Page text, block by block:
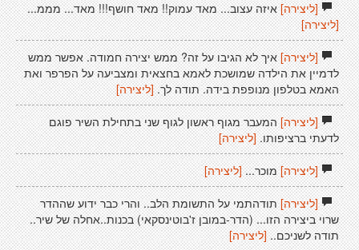
[ליצירה]איזה עצוב... מאד עמוק!! מאד חושף!!! מאד... מממ...
[ליצירה]
[ליצירה]איך לא הגיבו על זה? ממש יצירה חמודה. אפשר ממש
לדמיין את הילדה שמושכת לאמא בחצאית ומצביעה על הפרפר ואת
האמא בטלפון מנופפת בידה. תודה לך.[ליצירה]
[ליצירה]המעבר מגוף ראשון לגוף שני בתחילת השיר פוגם
לדעתי ברציפותו. [ליצירה]
[ליצירה]מוכר...[ליצירה]
[ליצירה]תודהתמי על התשומת הלב.. והרי כבר ידוע שההדר
שרוי ביצירה הזו... (הדר-במובן ז'בוטינסקאי) בכנות..אחלה של שיר..
תודה לשניכם..[ליצירה]